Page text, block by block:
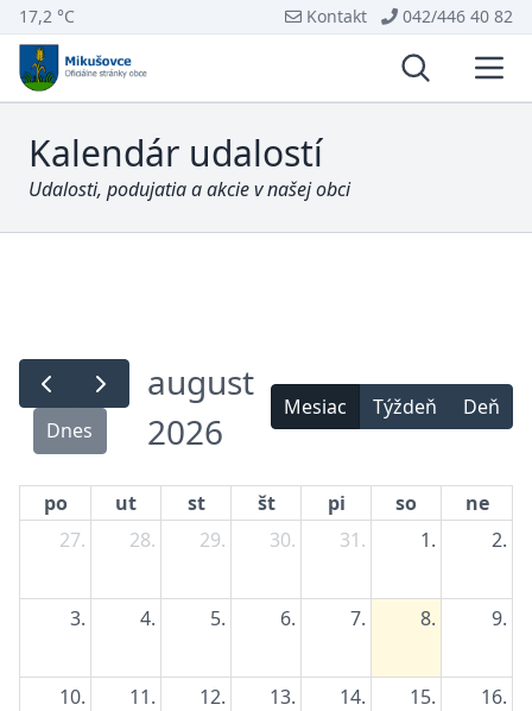
17,2 °C Kontakt 042/446 40 82
Vyhľadávanie
Kalendár udalostí
Udalosti, podujatia a akcie v našej obci
Dnes
august
2026
Mesiac Týždeň Deň
po ut st št pi so
ne
27.
28. 29. 30. 31. 1. 2.
3. 4. 5. 6. 7. 8. 9.
10. 11. 12. 13. 14. 15. 16.